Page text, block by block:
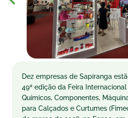
Dez empresas de Sapiranga
49ª edição da Feira
Químicos, Componentes,
para Calçados e Curtumes